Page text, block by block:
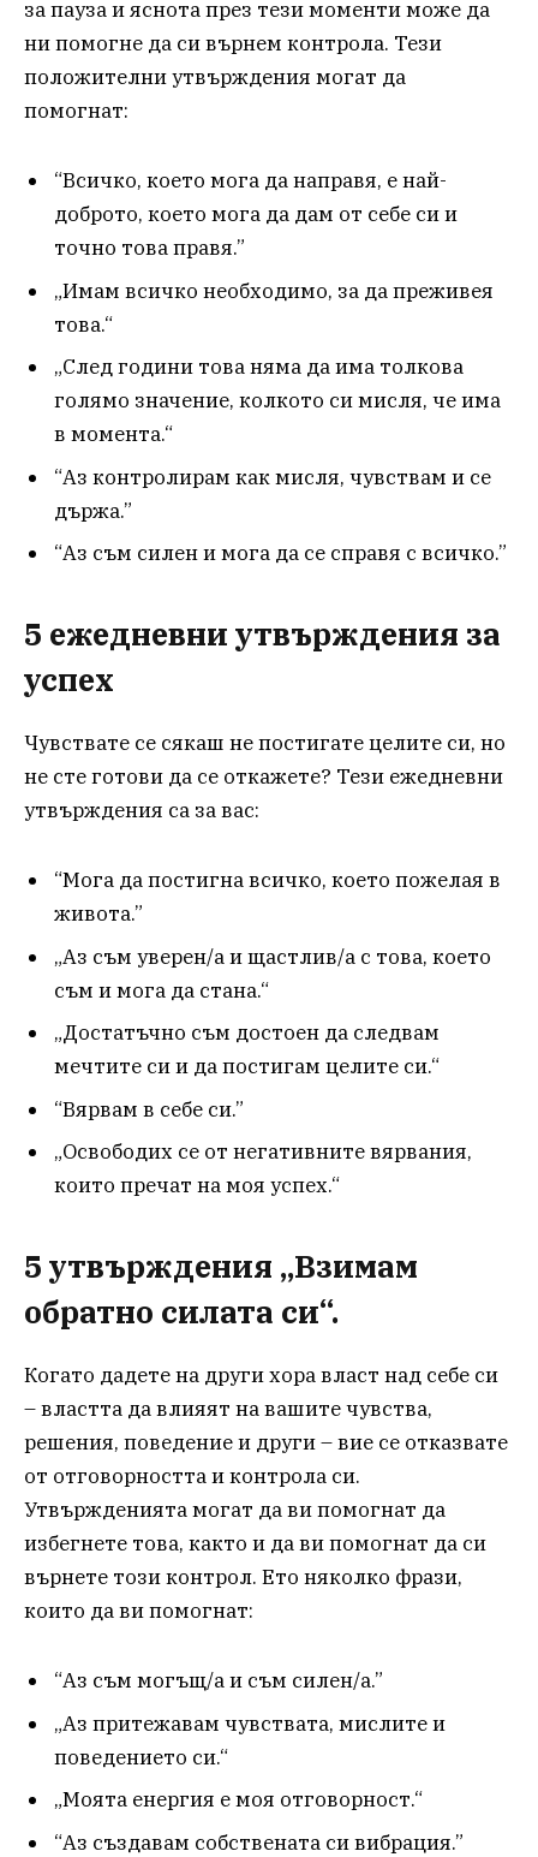
за пауза и яснота през тези моменти може да
ни помогне да си върнем контрола. Тези
положителни утвърждения могат да
помогнат:
“Всичко, което мога да направя, е най-
доброто, което мога да дам от себе си и
точно това правя.”
„Имам всичко необходимо, за да преживея
това.“
„След години това няма да има толкова
голямо значение, колкото си мисля, че има
в момента.“
“Аз контролирам как мисля, чувствам и се
държа.”
“Аз съм силен и мога да се справя с всичко.”
5 ежедневни утвърждения за
успех
Чувствате се сякаш не постигате целите си, но
не сте готови да се откажете? Тези ежедневни
утвърждения са за вас:
“Мога да постигна всичко, което пожелая в
живота.”
„Аз съм уверен/а и щастлив/а с това, което
съм и мога да стана.“
„Достатъчно съм достоен да следвам
мечтите си и да постигам целите си.“
“Вярвам в себе си.”
„Освободих се от негативните вярвания,
които пречат на моя успех.“
5 утвърждения „Взимам
обратно силата си“.
Когато дадете на други хора власт над себе си
– властта да влияят на вашите чувства,
решения, поведение и други – вие се отказвате
от отговорността и контрола си.
Утвържденията могат да ви помогнат да
избегнете това, както и да ви помогнат да си
върнете този контрол. Ето няколко фрази,
които да ви помогнат:
“Аз съм могъщ/а и съм силен/а.”
„Аз притежавам чувствата, мислите и
поведението си.“
„Моята енергия е моя отговорност.“
“Аз създавам собствената си вибрация.”